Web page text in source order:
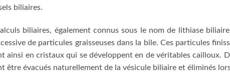
biliaires.
biliaires, également connus sous le nom de lithiase
de particules graisseuses dans la bile. Ces particules
ainsi en cristaux qui se développent en de véritables cailloux.
être évacués naturellement de la vésicule biliaire et éliminés